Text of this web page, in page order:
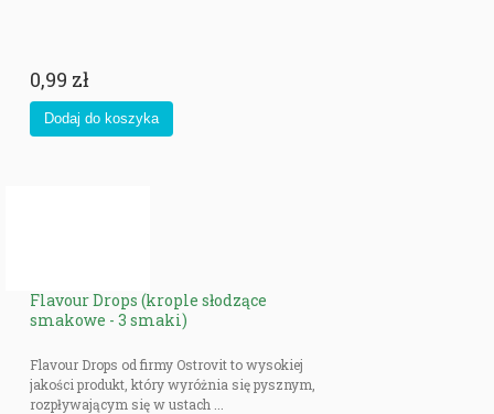
0,99 zł
Flavour Drops (krople słodzące
smakowe - 3 smaki)
Flavour Drops od firmy Ostrovit to wysokiej
jakości produkt, który wyróżnia się pysznym,
rozpływającym się w ustach ...